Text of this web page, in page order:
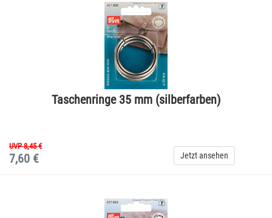
Taschenringe 35 mm (silberfarben)
UVP 8,45 €
7,60 € Jetzt ansehen